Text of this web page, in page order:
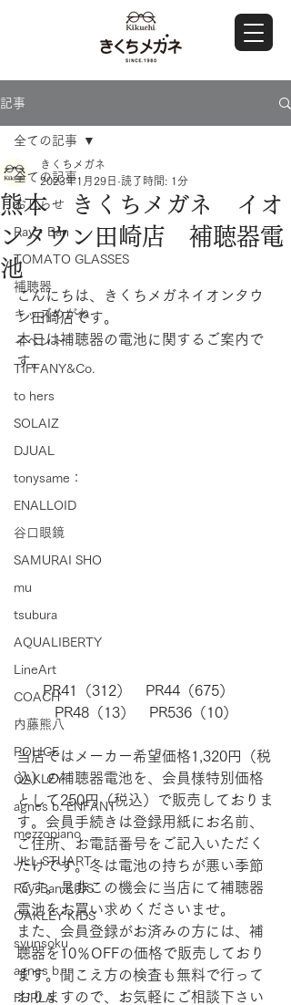
記事
全ての記事
おしらせ
Ray・Ban
TOMATO GLASSES
補聴器
キッズめがね
イベント
TIFFANY&Co.
to hers
SOLAIZ
DJUAL
tonysame：
ENALLOID
谷口眼鏡
SAMURAI SHO
mu
tsubura
AQUALIBERTY
LineArt
COACH
内藤熊八
POLICE
OAKLEY
agnes b. ENFANT
mezzopiano
JILL STUART
Ray-Ban KIDS
OAKLEY KIDS
syunsoku
agnes b.
FURLA
全ての記事
熊本 きくちメガネ イオ
ンタウン田崎店 補聴器電
池
きくちメガネ
2023年1月29日 読了時間: 1分
こんにちは、きくちメガネイオンタウ
ン田崎店です。
本日は補聴器の電池に関するご案内で
す。
PR41（312）　PR44（675）
PR48（13）　PR536（10）
当店ではメーカー希望価格1,320円（税
込）の補聴器電池を、会員様特別価格
として250円（税込）で販売しておりま
す。会員手続きは登録用紙にお名前、
ご住所、お電話番号をご記入いただく
だけです。冬は電池の持ちが悪い季節
です。是非この機会に当店にて補聴器
電池をお買い求めくださいませ。
また、会員登録がお済みの方には、補
聴器を10％OFFの価格で販売しており
ます。聞こえ方の検査も無料で行って
おりますので、お気軽にご相談下さい